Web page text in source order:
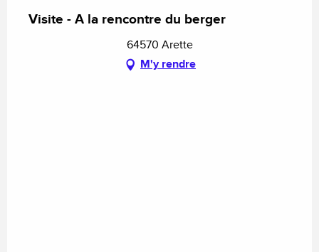
Visite - A la rencontre du berger
64570 Arette
M'y rendre